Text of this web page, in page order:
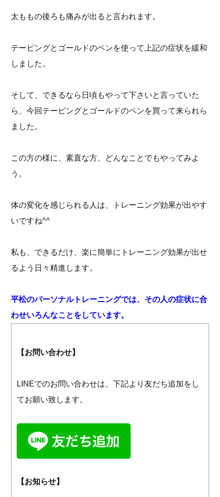
太ももの後ろも痛みが出ると言われます。
テーピングとゴールドのペンを使って上記の症状を緩和
しました。
そして、できるなら日頃もやって下さいと言っていた
ら、今回テーピングとゴールドのペンを買って来られら
ました。
この方の様に、素直な方、どんなことでもやってみよ
う。
体の変化を感じられる人は、トレーニング効果が出やす
いですね^^
私も、できるだけ、楽に簡単にトレーニング効果が出せ
るよう日々精進します。
平松のパーソナルトレーニングでは、その人の症状に合
わせいろんなことをしています。
【お問い合わせ】
LINEでのお問い合わせは、下記より友だち追加をし
てお願い致します。
【お知らせ】